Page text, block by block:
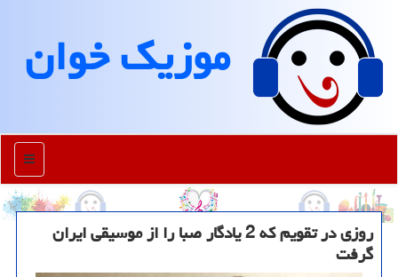
موزیك خوان
منو
روزی در تقویم که 2 یادگار صبا را از موسیقی ایران
گرفت